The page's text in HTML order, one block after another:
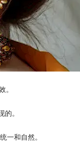
。
的。
一和自然。